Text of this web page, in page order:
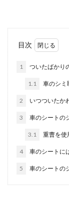
目次
1 ついたばかり
1.1 車のシミ
2 いつついたか
3 車のシートの
3.1 重曹を使
4 車のシートに
5 車のシートの